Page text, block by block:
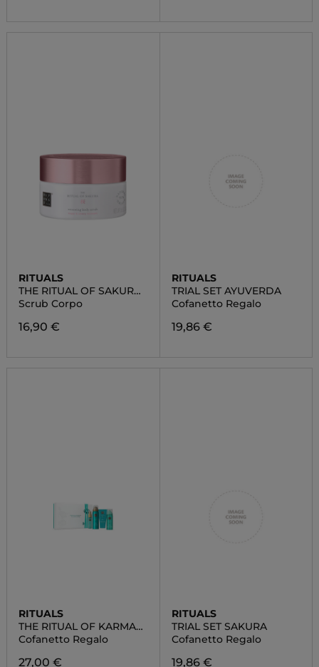
RITUALS
THE RITUAL OF SAKURA
BODY SCRUB
Scrub Corpo
16,90 €
RITUALS
TRIAL SET AYUVERDA
Cofanetto Regalo
19,86 €
RITUALS
THE RITUAL OF KARMA
SMALL
Cofanetto Regalo
27,00 €
RITUALS
TRIAL SET SAKURA
Cofanetto Regalo
19,86 €